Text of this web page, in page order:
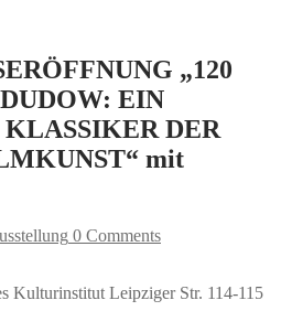
„120
EIN
DER
mit
0 Comments
Kulturinstitut Leipziger Str. 114-115